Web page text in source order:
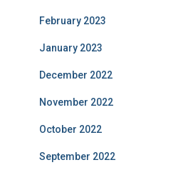
February 2023
January 2023
December 2022
November 2022
October 2022
September 2022